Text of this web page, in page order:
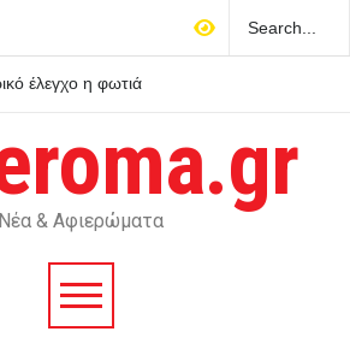
έλεγχο η φωτιά
Νέα & Αφιερώματα